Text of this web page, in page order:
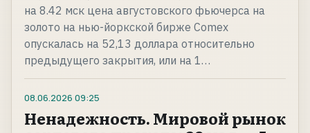
на 8.42 мск цена августовского фьючерса на
золото на нью-йоркской бирже Comex
опускалась на 52,13 доллара относительно
предыдущего закрытия, или на 1…
08.06.2026 09:25
Ненадежность. Мировой рынок